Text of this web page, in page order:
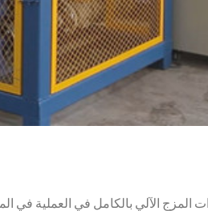
المزج الآلي بالكامل في العملية في